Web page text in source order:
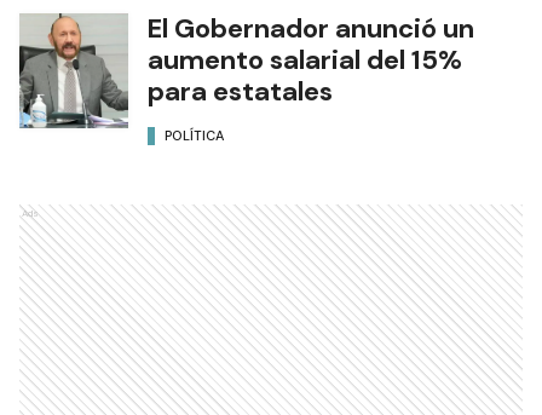
El Gobernador anunció un
aumento salarial del 15%
para estatales
POLÍTICA
Ads